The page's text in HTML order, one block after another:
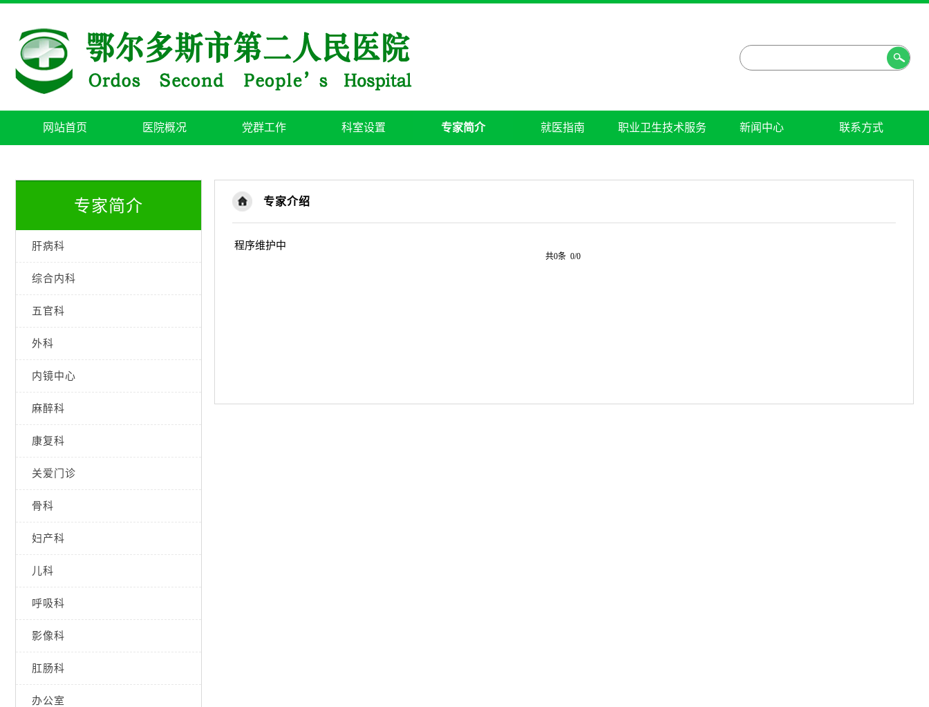
网站首页 医院概况 党群工作 科室设置 专家简介 就医指南 职业卫生技术服务 新闻中心 联系方式
专家简介
肝病科
综合内科
五官科
外科
内镜中心
麻醉科
康复科
关爱门诊
骨科
妇产科
儿科
呼吸科
影像科
肛肠科
办公室
专家介绍
程序维护中
共0条 0/0